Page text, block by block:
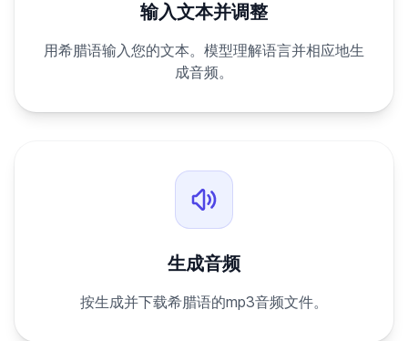
输入文本并调整
用希腊语输入您的文本。模型理解语言并相应地生
成音频。
生成音频
按生成并下载希腊语的mp3音频文件。